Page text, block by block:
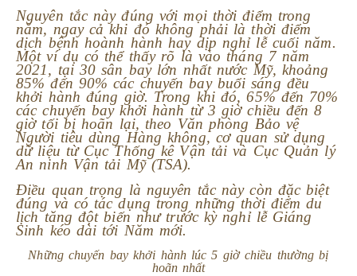
Nguyên tắc này đúng với mọi thời điểm trong
năm, ngay cả khi đó không phải là thời điểm
dịch bệnh hoành hành hay dịp nghỉ lễ cuối năm.
Một ví dụ có thể thấy rõ là vào tháng 7 năm
2021, tại 30 sân bay lớn nhất nước Mỹ, khoảng
85% đến 90% các chuyến bay buổi sáng đều
khởi hành đúng giờ. Trong khi đó, 65% đến 70%
các chuyến bay khởi hành từ 3 giờ chiều đến 8
giờ tối bị hoãn lại, theo Văn phòng Bảo vệ
Người tiêu dùng Hàng không, cơ quan sử dụng
dữ liệu từ Cục Thống kê Vận tải và Cục Quản lý
An ninh Vận tải Mỹ (TSA).
Điều quan trọng là nguyên tắc này còn đặc biệt
đúng và có tác dụng trong những thời điểm du
lịch tăng đột biến như trước kỳ nghỉ lễ Giáng
Sinh kéo dài tới Năm mới.
Những chuyến bay khởi hành lúc 5 giờ chiều thường bị
hoãn nhất